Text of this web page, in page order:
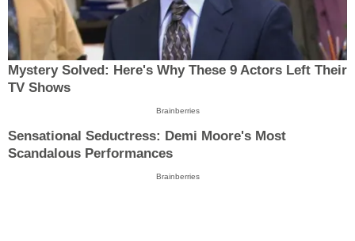
Mystery Solved: Here's Why These 9 Actors Left Their
TV Shows
Brainberries
Sensational Seductress: Demi Moore's Most
Scandalous Performances
Brainberries